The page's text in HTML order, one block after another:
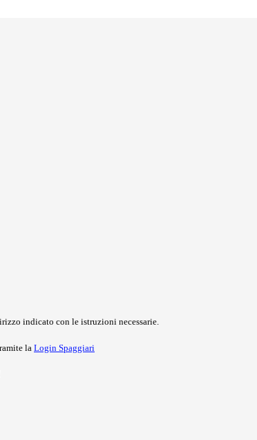
indicato con le istruzioni necessarie.
la Login Spaggiari